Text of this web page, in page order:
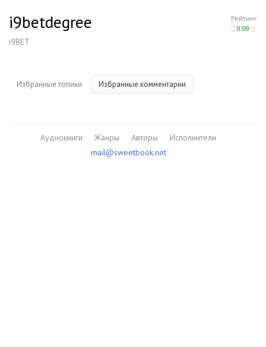
Рейтинг
0.00
i9betdegree
i9BET
Избранные топики Избранные комментарии
Аудиокниги Жанры Авторы
Исполнители
mail@sweetbook.net